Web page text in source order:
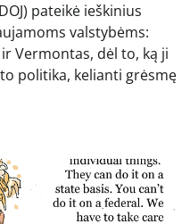
pateikė ieškinius
valstybėms:
Vermontas, dėl to, ką ji
politika, kelianti grėsmę